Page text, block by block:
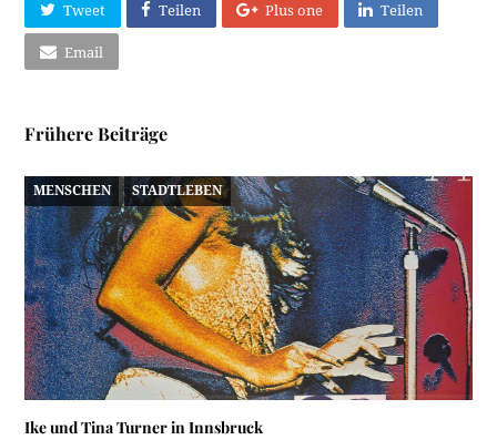
Tweet Teilen Plus one Teilen
Email
Frühere Beiträge
MENSCHEN STADTLEBEN
Ike und Tina Turner in Innsbruck